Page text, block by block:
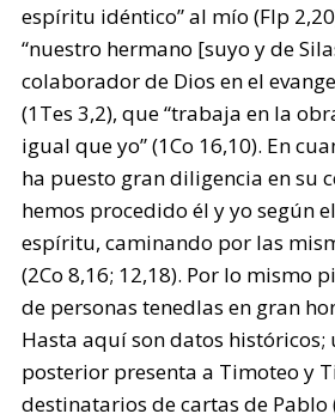
espíritu idéntico” al mío (Flp
“nuestro hermano [suyo y de
colaborador de Dios en el
(1Tes 3,2), que “trabaja en la
igual que yo” (1Co 16,10). En
ha puesto gran diligencia en su
hemos procedido él y yo según
espíritu, caminando por las
(2Co 8,16; 12,18). Por lo mismo
de personas tenedlas en gran
Hasta aquí son datos
posterior presenta a Timoteo y
destinatarios de cartas de Pablo